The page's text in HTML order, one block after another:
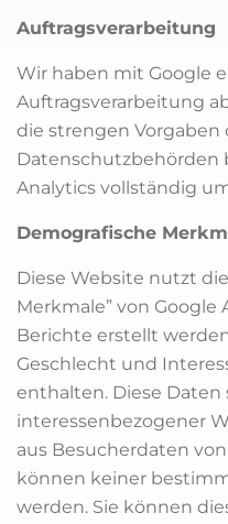
Auftragsverarbeitung
Wir haben mit Google
Auftragsverarbeitung
die strengen Vorgaben
Datenschutzbehörden
Analytics vollständig
Demografische
Diese Website nutzt
Merkmale” von
Berichte erstellt
Geschlecht und
enthalten. Diese Daten
interessenbezogener
aus Besucherdaten
können keiner
werden. Sie können